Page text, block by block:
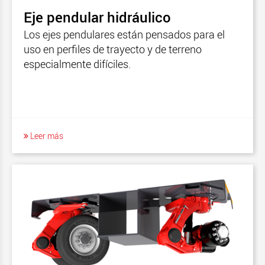
MultiMAX Plus
MultiMAX PA-X
HighwayMAX-1
HighwayMAX-2
ModulMAX
DualMAX
HighwayMAX All-In-One
ModulMAX - América del Norte
TeleMAX
CargoMAX
Eje pendular hidráulico
Los ejes pendulares están pensados para el
uso en perfiles de trayecto y de terreno
especialmente difíciles.
Leer más